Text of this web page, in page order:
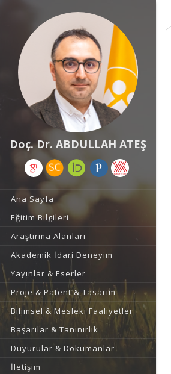
Doç. Dr. ABDULLAH ATEŞ
Ana Sayfa
Eğitim Bilgileri
Araştırma Alanları
Akademik İdari Deneyim
Yayınlar & Eserler
Proje & Patent & Tasarım
Bilimsel & Mesleki Faaliyetler
Başarılar & Tanınırlık
Duyurular & Dokümanlar
İletişim